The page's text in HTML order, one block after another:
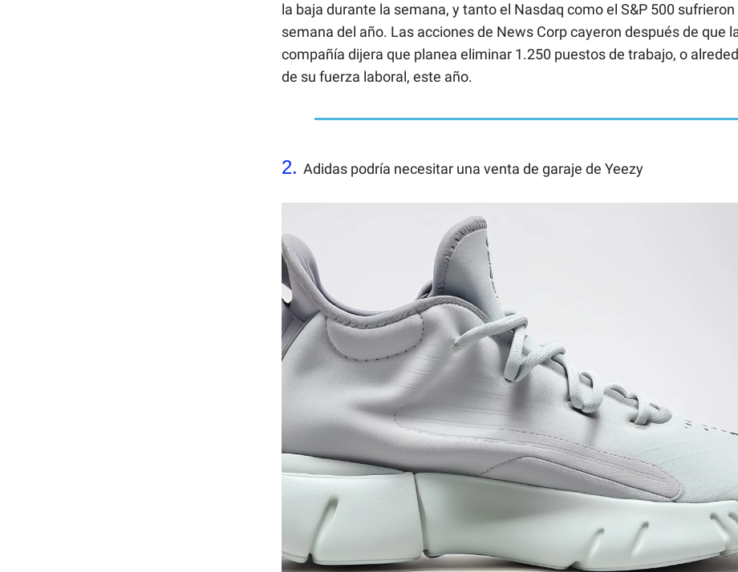
la baja durante la semana, y tanto el Nasdaq como el S&P 500
semana del año. Las acciones de News Corp cayeron después de que
compañía dijera que planea eliminar 1.250 puestos de trabajo, o
de su fuerza laboral, este año.
2. Adidas podría necesitar una venta de garaje de Yeezy